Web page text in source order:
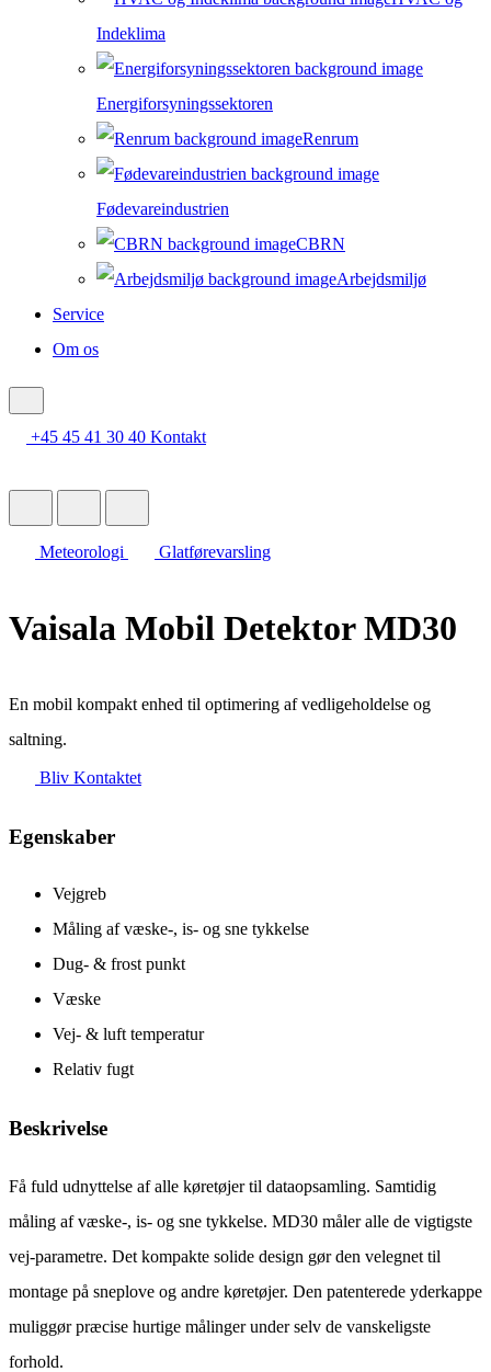
Indeklima
Energiforsyningssektoren
Renrum
Fødevareindustrien
CBRN
Arbejdsmiljø
Service
Om os
+45 45 41 30 40 Kontakt
Meteorologi Glatførevarsling
Vaisala Mobil Detektor MD30
En mobil kompakt enhed til optimering af vedligeholdelse og
saltning.
Bliv Kontaktet
Egenskaber
Vejgreb
Måling af væske-, is- og sne tykkelse
Dug- & frost punkt
Væske
Vej- & luft temperatur
Relativ fugt
Beskrivelse
Få fuld udnyttelse af alle køretøjer til dataopsamling. Samtidig
måling af væske-, is- og sne tykkelse. MD30 måler alle de vigtigste
vej-parametre. Det kompakte solide design gør den velegnet til
montage på sneplove og andre køretøjer. Den patenterede yderkappe
muliggør præcise hurtige målinger under selv de vanskeligste
forhold.